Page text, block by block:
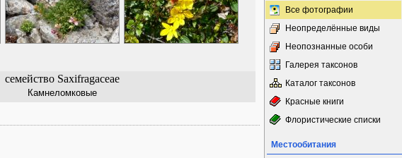
семейство Saxifragaceae
Камнеломковые
Все фотографии
Неопределённые виды
Неопознанные особи
Галерея таксонов
Каталог таксонов
Красные книги
Флористические списки
Местообитания